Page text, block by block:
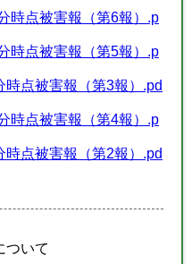
時点被害報（第6報）.p
時点被害報（第5報）.p
点被害報（第3報）.pd
時点被害報（第4報）.p
点被害報（第2報）.pd
ついて